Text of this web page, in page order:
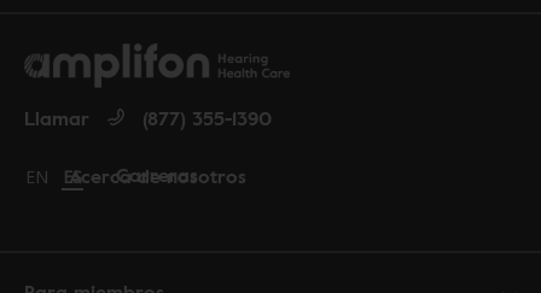
Acerca de nosotros
Carreras
Llamar (877) 355-1390
Change language to English
EN Cambiar idioma a español
ES